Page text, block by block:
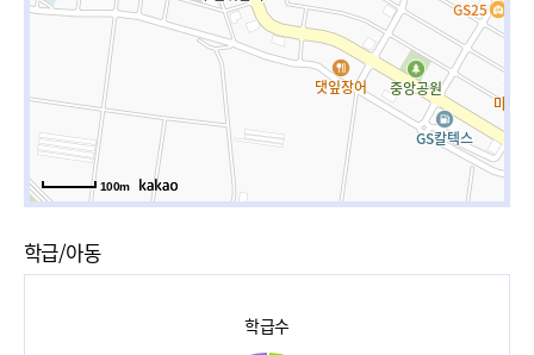
100m
학급/아동
학급수